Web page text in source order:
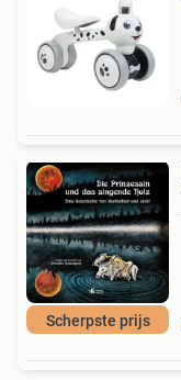
Scherpste prijs